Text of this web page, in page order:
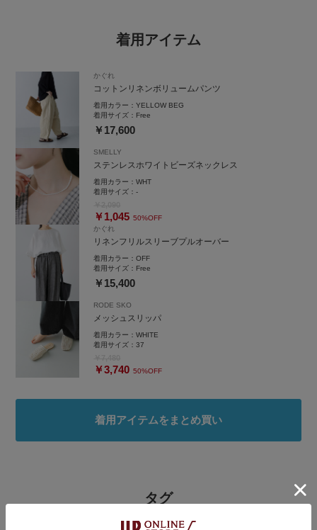
着用アイテム
かぐれ
コットンリネンボリュームパンツ
着用カラー：YELLOW BEG
着用サイズ： Free
￥17,600
SMELLY
ステンレスホワイトビーズネックレス
着用カラー：WHT
着用サイズ：-
￥1,045 50%OFF
かぐれ
リネンフリルスリーブプルオーバー
着用カラー：OFF
着用サイズ： Free
￥15,400
RODE SKO
メッシュスリッパ
着用カラー：WHITE
着用サイズ：37
￥3,740 50%OFF
着用アイテムをまとめ買い
タグ